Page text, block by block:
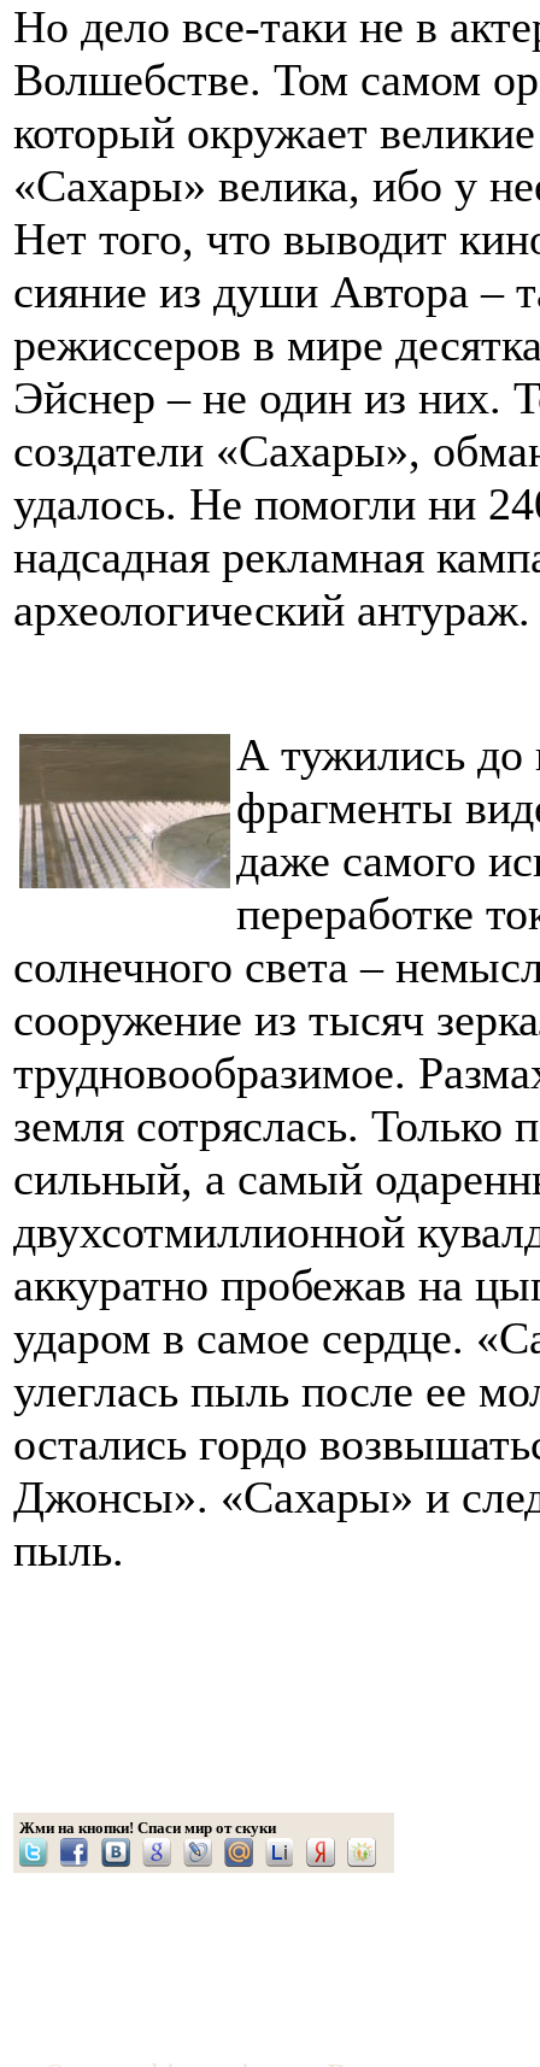
Но дело все-таки не в
Волшебстве. Том самом
который окружает
«Сахары» велика, ибо у
Нет того, что выводит
сияние из души Автора –
режиссеров в мире
Эйснер – не один из них.
создатели «Сахары»,
удалось. Не помогли ни
надсадная рекламная
археологический антураж.
А тужились до
фрагменты
даже самого
переработке
солнечного света –
сооружение из тысяч
трудновообразимое.
земля сотряслась.
сильный, а самый
двухсотмиллионной
аккуратно пробежав на
ударом в самое сердце.
улеглась пыль после ее
остались гордо
Джонсы». «Сахары» и
пыль.
Жми на кнопки! Спаси мир от скуки